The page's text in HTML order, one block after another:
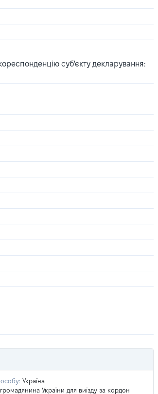
суб'єкту декларування:
Україна
України для виїзду за кордон